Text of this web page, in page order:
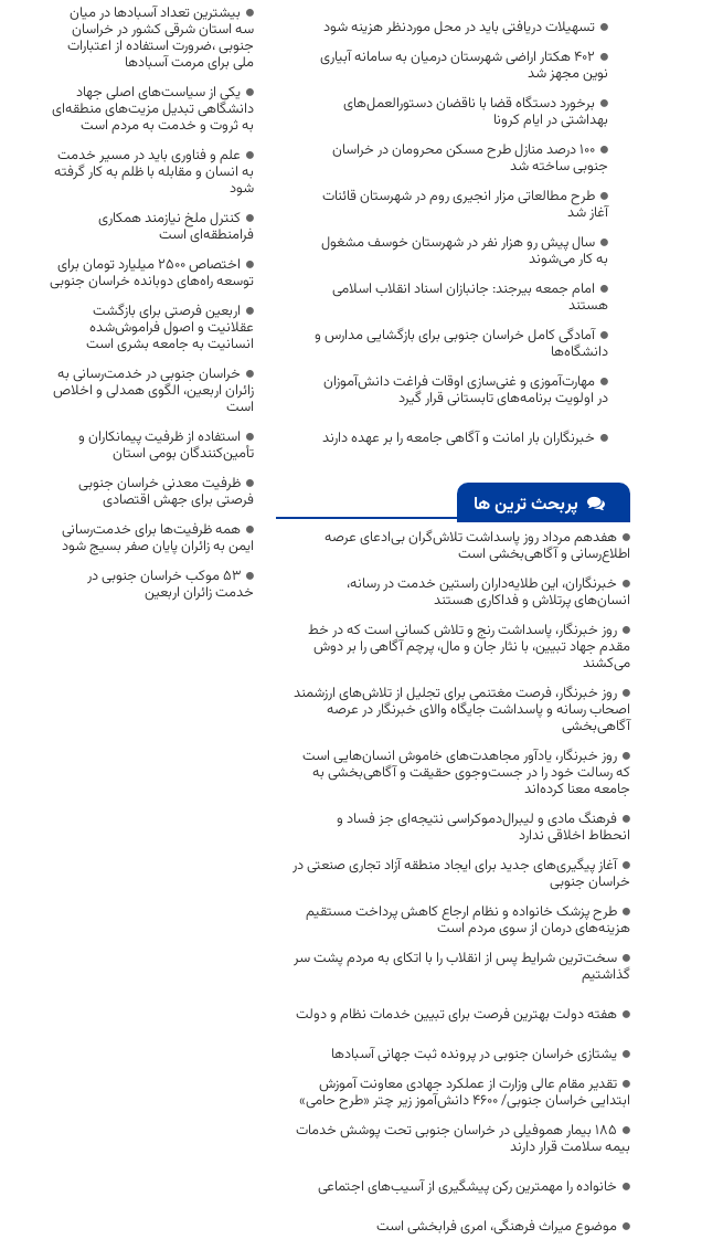
تسهیلات دریافتی باید در محل موردنظر هزینه شود
۴۰۲ هکتار اراضی شهرستان درمیان به سامانه آبیاری
نوین مجهز شد
برخورد دستگاه قضا با ناقضان دستورالعمل‌های
بهداشتی در ایام کرونا
۱۰۰ درصد منازل طرح مسکن محرومان در خراسان
جنوبی ساخته شد
طرح مطالعاتی مزار انجیری روم در شهرستان قائنات
آغاز شد
سال پیش رو هزار نفر در شهرستان خوسف مشغول
به کار می‌شوند
امام جمعه بیرجند: جانبازان اسناد انقلاب اسلامی
هستند
آمادگی کامل خراسان جنوبی برای بازگشایی مدارس و
دانشگاه‌ها
مهارت‌آموزی و غنی‌سازی اوقات فراغت دانش‌آموزان
در اولویت برنامه‌های تابستانی قرار گیرد
خبرنگاران بار امانت و آگاهی جامعه را بر عهده دارند
پربحث ترین ها
هفدهم مرداد روز پاسداشت تلاش‌گران بی‌ادعای عرصه
اطلاع‌رسانی و آگاهی‌بخشی است
خبرنگاران، این طلایه‌داران راستین خدمت در رسانه،
انسان‌های پرتلاش و فداکاری هستند
روز خبرنگار، پاسداشت رنج و تلاش کسانی است که در خط
مقدم جهاد تبیین، با نثار جان و مال، پرچم آگاهی را بر دوش
می‌کشند
روز خبرنگار، فرصت مغتنمی برای تجلیل از تلاش‌های ارزشمند
اصحاب رسانه و پاسداشت جایگاه والای خبرنگار در عرصه
آگاهی‌بخشی
روز خبرنگار، یادآور مجاهدت‌های خاموش انسان‌هایی است
که رسالت خود را در جست‌وجوی حقیقت و آگاهی‌بخشی به
جامعه معنا کرده‌اند
فرهنگ مادی و لیبرال‌دموکراسی نتیجه‌ای جز فساد و
انحطاط اخلاقی ندارد
آغاز پیگیری‌های جدید برای ایجاد منطقه آزاد تجاری صنعتی در
خراسان جنوبی
طرح پزشک خانواده و نظام ارجاع کاهش پرداخت مستقیم
هزینه‌های درمان از سوی مردم است
سخت‌ترین شرایط پس از انقلاب را با اتکای به مردم پشت سر
گذاشتیم
هفته دولت بهترین فرصت برای تبیین خدمات نظام و دولت
یشتازی خراسان جنوبی در پرونده ثبت جهانی آسبادها
تقدیر مقام عالی وزارت از عملکرد جهادی معاونت آموزش
ابتدایی خراسان جنوبی/ ۴۶۰۰ دانش‌آموز زیر چتر «طرح حامی»
۱۸۵ بیمار هموفیلی در خراسان جنوبی تحت پوشش خدمات
بیمه سلامت قرار دارند
خانواده را مهمترین رکن پیشگیری از آسیب‌های اجتماعی
موضوع میراث فرهنگی، امری فرابخشی است
بیشترین تعداد آسبادها در میان
سه استان شرقی کشور در خراسان
جنوبی ،ضرورت استفاده از اعتبارات
ملی برای مرمت آسبادها
یکی از سیاست‌های اصلی جهاد
دانشگاهی تبدیل مزیت‌های منطقه‌ای
به ثروت و خدمت به مردم است
علم و فناوری باید در مسیر خدمت
به انسان و مقابله با ظلم به کار گرفته
شود
کنترل ملخ نیازمند همکاری
فرامنطقه‌ای است
اختصاص 2500 میلیارد تومان برای
توسعه راه‌های دوبانده خراسان جنوبی
اربعین فرصتی برای بازگشت
عقلانیت و اصول فراموش‌شده
انسانیت به جامعه بشری است
خراسان جنوبی در خدمت‌رسانی به
زائران اربعین، الگوی همدلی و اخلاص
است
استفاده از ظرفیت پیمانکاران و
تأمین‌کنندگان بومی استان
ظرفیت معدنی خراسان جنوبی
فرصتی برای جهش اقتصادی
همه ظرفیت‌ها برای خدمت‌رسانی
ایمن به زائران پایان صفر بسیج شود
53 موکب خراسان جنوبی در
خدمت زائران اربعین